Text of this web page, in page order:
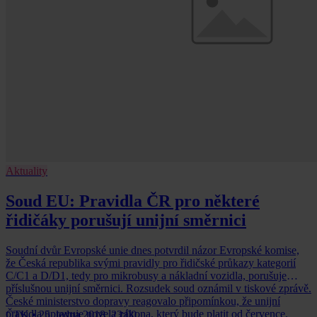
Aktuality
Soud EU: Pravidla ČR pro některé
řidičáky porušují unijní směrnici
Soudní dvůr Evropské unie dnes potvrdil názor Evropské komise,
že Česká republika svými pravidly pro řidičské průkazy kategorií
C/C1 a D/D1, tedy pro mikrobusy a nákladní vozidla, porušuje
příslušnou unijní směrnici. Rozsudek soud oznámil v tiskové zprávě.
České ministerstvo dopravy reagovalo připomínkou, že unijní
pravidla upravuje novela zákona, který bude platit od července.